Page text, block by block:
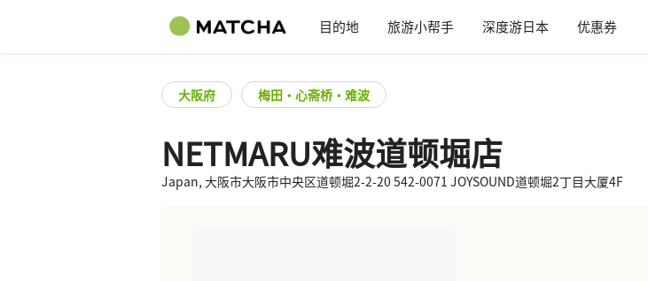
目的地 旅游小帮手 深度游日本 优惠券
大阪府 梅田・心斋桥・难波
NETMARU难波道顿堀店
Japan, 大阪市大阪市中央区道顿堀2-2-20 542-0071 JOYSOUND道顿堀2丁目大厦4F